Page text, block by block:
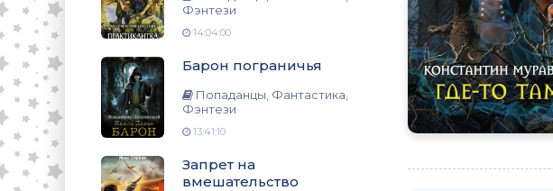
Фэнтези
14:04:00
Барон пограничья
Попаданцы, Фантастика,
Фэнтези
13:41:10
Запрет на
вмешательство
Попаданцы